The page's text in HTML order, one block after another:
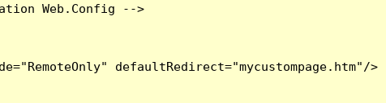
Web.Config -->
defaultRedirect="mycustompage.htm"/>